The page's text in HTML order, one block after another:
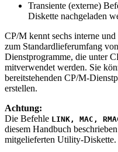
Transiente (externe)
Diskette nachgeladen
CP/M kennt sechs interne
zum Standardlieferumfang
Dienstprogramme, die unter
mitverwendet werden. Sie
bereitstehenden CP/M-
erstellen.
Achtung:
Die Befehle LINK, MAC,
diesem Handbuch
mitgelieferten Utility-Diskette.